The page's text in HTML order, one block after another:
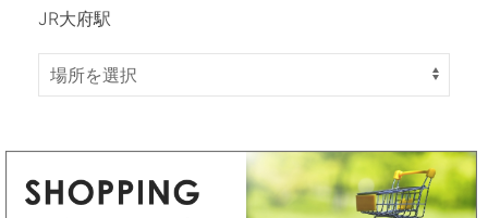
JR大府駅